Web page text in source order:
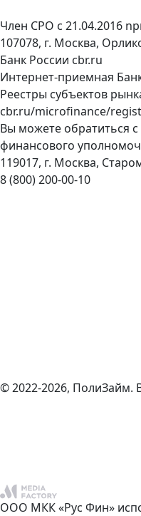
Член СРО с 21.04.2016
107078, г. Москва,
Банк России cbr.ru
Интернет-приемная
Реестры субъектов
cbr.ru/microfinance/
Вы можете обратиться
финансового
119017, г. Москва,
8 (800) 200-00-10
© 2022-2026, ПолиЗайм.
ООО МКК «Рус Фин»